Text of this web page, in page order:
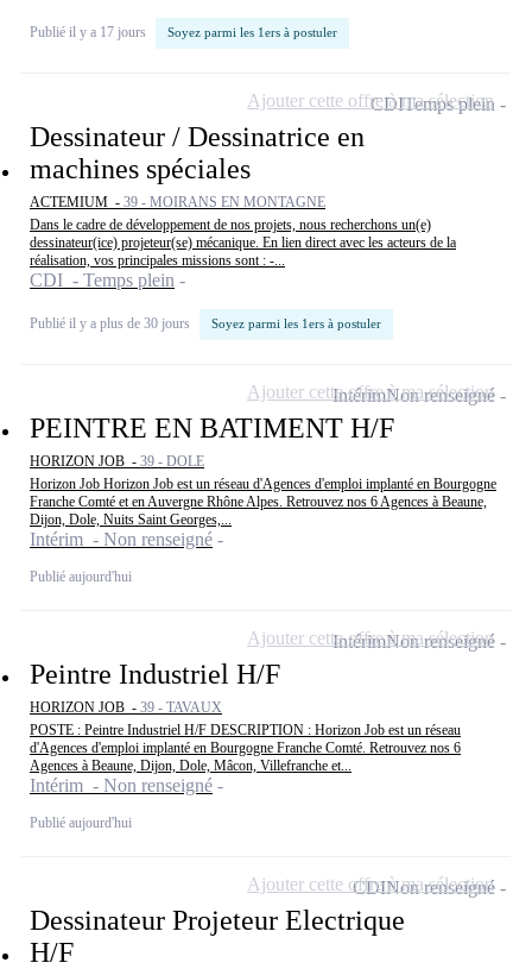
Publié il y a 17 jours Soyez parmi les 1ers à postuler
Dessinateur / Dessinatrice en
machines spéciales
ACTEMIUM - 39 - MOIRANS EN MONTAGNE
Dans le cadre de développement de nos projets, nous recherchons un(e)
dessinateur(ice) projeteur(se) mécanique. En lien direct avec les acteurs de la
réalisation, vos principales missions sont : -...
CDI - Temps plein
Publié il y a plus de 30 jours Soyez parmi les 1ers à postuler
CDITemps plein
Ajouter cette offre à ma sélection
PEINTRE EN BATIMENT H/F
HORIZON JOB - 39 - DOLE
Horizon Job Horizon Job est un réseau d'Agences d'emploi implanté en Bourgogne
Franche Comté et en Auvergne Rhône Alpes. Retrouvez nos 6 Agences à Beaune,
Dijon, Dole, Nuits Saint Georges,...
Intérim - Non renseigné
Publié aujourd'hui
IntérimNon renseigné
Ajouter cette offre à ma sélection
Peintre Industriel H/F
HORIZON JOB - 39 - TAVAUX
POSTE : Peintre Industriel H/F DESCRIPTION : Horizon Job est un réseau
d'Agences d'emploi implanté en Bourgogne Franche Comté. Retrouvez nos 6
Agences à Beaune, Dijon, Dole, Mâcon, Villefranche et...
Intérim - Non renseigné
Publié aujourd'hui
IntérimNon renseigné
Ajouter cette offre à ma sélection
Dessinateur Projeteur Electrique
H/F
CDINon renseigné
Ajouter cette offre à ma sélection